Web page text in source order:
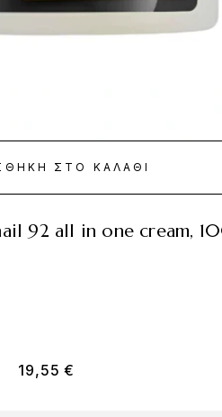
ΣΤΟ ΚΑΛΆΘΙ
92 all in one cream,
19,55€